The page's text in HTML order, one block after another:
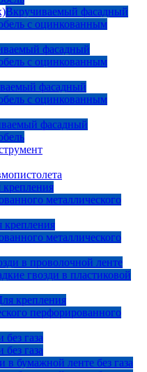
Вкручиваемый фасадный
с оцинкованным
фасадный
с оцинкованным
фасадный
с оцинкованным
фасадный
крепления
металлического
крепления
металлического
в проволочной ленте
гвозди в пластиковой
крепления
перфорированного
без газа
без газа
в бумажной ленте без газа